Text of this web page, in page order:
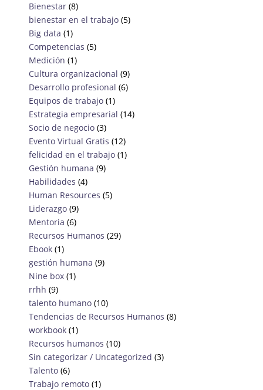
Bienestar (8)
bienestar en el trabajo (5)
Big data (1)
Competencias (5)
Medición (1)
Cultura organizacional (9)
Desarrollo profesional (6)
Equipos de trabajo (1)
Estrategia empresarial (14)
Socio de negocio (3)
Evento Virtual Gratis (12)
felicidad en el trabajo (1)
Gestión humana (9)
Habilidades (4)
Human Resources (5)
Liderazgo (9)
Mentoria (6)
Recursos Humanos (29)
Ebook (1)
gestión humana (9)
Nine box (1)
rrhh (9)
talento humano (10)
Tendencias de Recursos Humanos (8)
workbook (1)
Recursos humanos (10)
Sin categorizar / Uncategorized (3)
Talento (6)
Trabajo remoto (1)